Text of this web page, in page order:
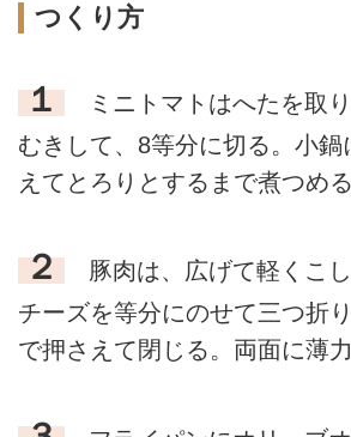
つくり方
１
ミニトマトはへたを取
むきして、8等分に切る。小鍋
えてとろりとするまで煮つめる
２
豚肉は、広げて軽くこし
チーズを等分にのせて三つ折
で押さえて閉じる。両面に薄